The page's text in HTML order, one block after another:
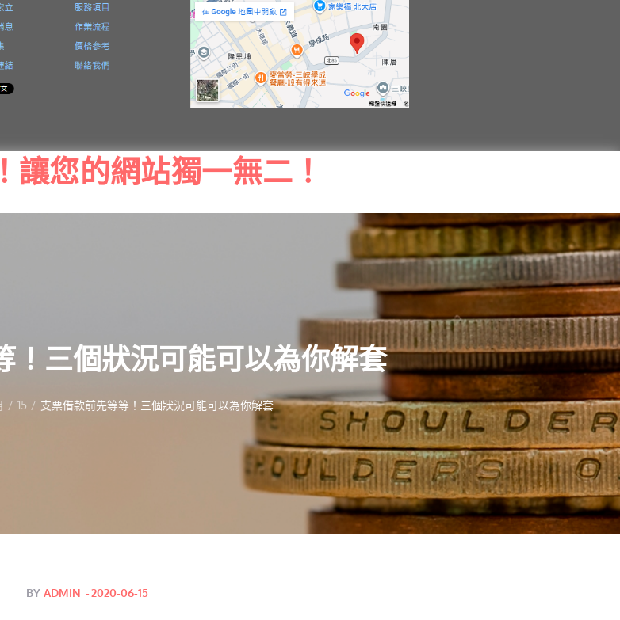
Skip
to
您的網站獨一無二！
！三個狀況可能可以為你解套
15 支票借款前先等等！三個狀況可能可以為你解套
BY ADMIN Posted
2020-06-15